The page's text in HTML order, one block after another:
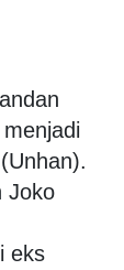
menjadi
Joko
eks